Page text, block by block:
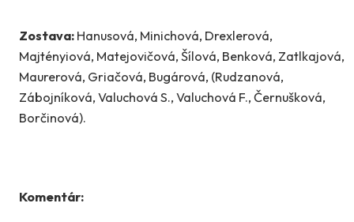
Zostava: Hanusová, Minichová, Drexlerová,
Majtényiová, Matejovičová, Šílová, Benková, Zatlkajová,
Maurerová, Griačová, Bugárová, (Rudzanová,
Zábojníková, Valuchová S., Valuchová F., Černušková,
Borčinová).
Komentár: